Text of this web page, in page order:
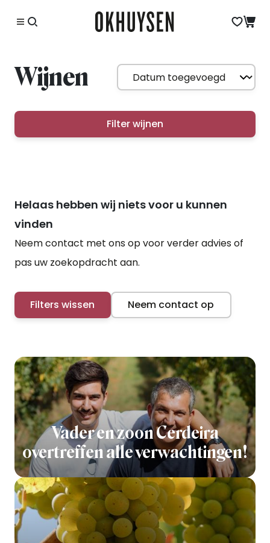
Wijnen
Filter wijnen
Helaas hebben wij niets voor u kunnen
vinden
Neem contact met ons op voor verder advies of
pas uw zoekopdracht aan.
Filters wissen Neem contact op
Vader en zoon Cerdeira
overtreffen alle verwachtingen!